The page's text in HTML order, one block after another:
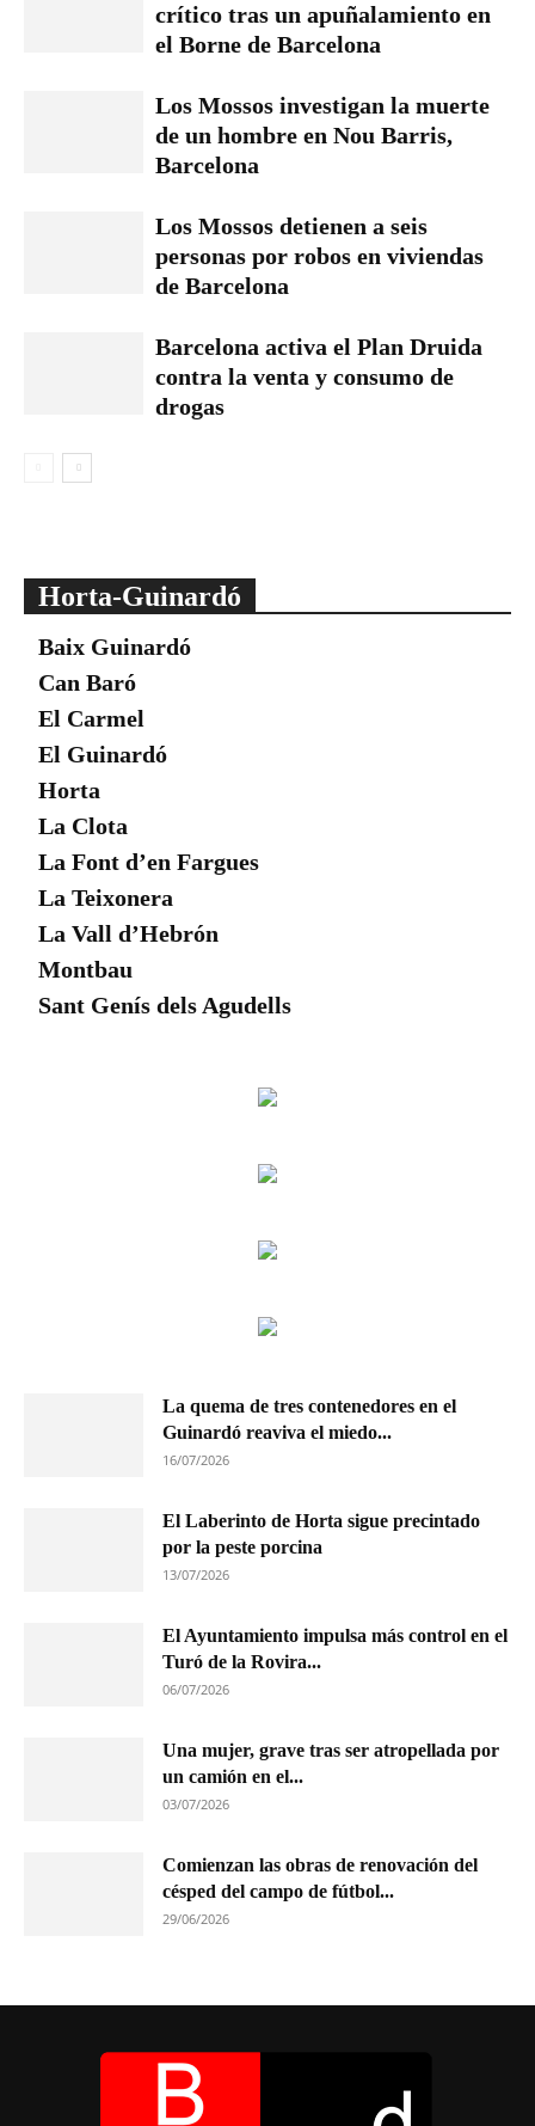
crítico tras un apuñalamiento en
el Borne de Barcelona
Los Mossos investigan la muerte
de un hombre en Nou Barris,
Barcelona
Los Mossos detienen a seis
personas por robos en viviendas
de Barcelona
Barcelona activa el Plan Druida
contra la venta y consumo de
drogas
Horta-Guinardó
Baix Guinardó
Can Baró
El Carmel
El Guinardó
Horta
La Clota
La Font d’en Fargues
La Teixonera
La Vall d’Hebrón
Montbau
Sant Genís dels Agudells
La quema de tres contenedores en el
Guinardó reaviva el miedo...
16/07/2026
El Laberinto de Horta sigue precintado
por la peste porcina
13/07/2026
El Ayuntamiento impulsa más control en el
Turó de la Rovira...
06/07/2026
Una mujer, grave tras ser atropellada por
un camión en el...
03/07/2026
Comienzan las obras de renovación del
césped del campo de fútbol...
29/06/2026